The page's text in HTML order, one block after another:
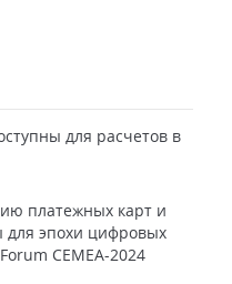
для расчетов в
платежных карт и
для эпохи цифровых
CEMEA-2024